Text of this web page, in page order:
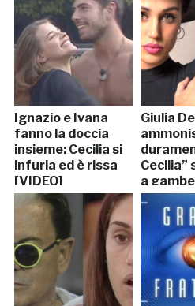
Ignazio e Ivana
fanno la doccia
insieme: Cecilia si
infuria ed è rissa
[VIDEO]
Giulia
Cecilia”
a